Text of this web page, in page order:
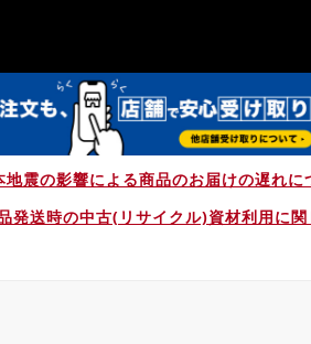
地震の影響による商品のお届けの遅れ
発送時の中古(リサイクル)資材利用に